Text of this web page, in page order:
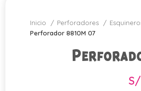
Inicio Perforadores
Perforador 8810M 07
S/